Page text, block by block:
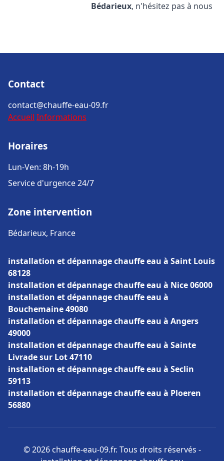
Bédarieux, n'hésitez pas à nous
Contact
contact@chauffe-eau-09.fr
Accueil Informations
Horaires
Lun-Ven: 8h-19h
Service d'urgence 24/7
Zone intervention
Bédarieux, France
installation et dépannage chauffe eau à Saint Louis
68128
installation et dépannage chauffe eau à Nice 06000
installation et dépannage chauffe eau à
Bouchemaine 49080
installation et dépannage chauffe eau à Angers
49000
installation et dépannage chauffe eau à Sainte
Livrade sur Lot 47110
installation et dépannage chauffe eau à Seclin
59113
installation et dépannage chauffe eau à Ploeren
56880
© 2026 chauffe-eau-09.fr. Tous droits réservés -